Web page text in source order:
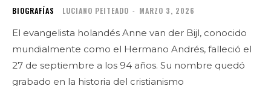
BIOGRAFÍAS LUCIANO PEITEADO - MARZO 3, 2026
El evangelista holandés Anne van der Bijl, conocido
mundialmente como el Hermano Andrés, falleció el
27 de septiembre a los 94 años. Su nombre quedó
grabado en la historia del cristianismo